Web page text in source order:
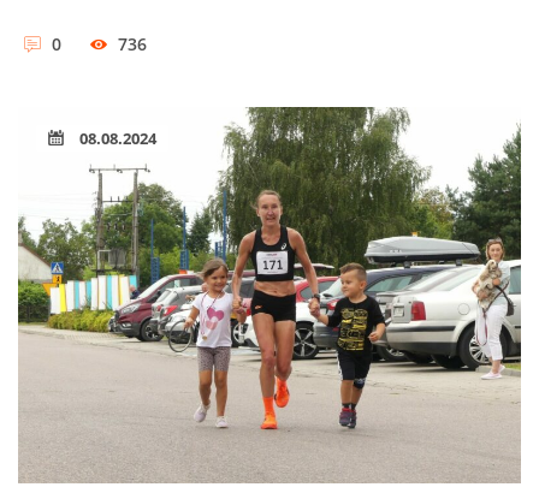
0 736
08.08.2024